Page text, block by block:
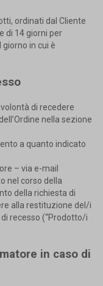
ordinati dal Cliente
di 14 giorni per
giorno in cui è
di recedere
nella sezione
a quanto indicato
– via e-mail
nel corso della
della richiesta di
alla restituzione del/i
recesso (“Prodotto/i
in caso di